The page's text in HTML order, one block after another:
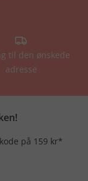
til den ønskede
adresse
på 159 kr*